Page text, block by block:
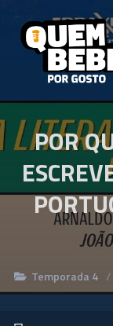
POR
Temporada 4